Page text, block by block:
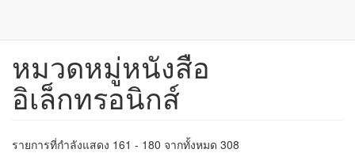
Skip
main
content
หมวดหมู่หนังสือ
อิเล็กทรอนิกส์
รายการที่กำลังแสดง 161 - 180 จากทั้งหมด 308